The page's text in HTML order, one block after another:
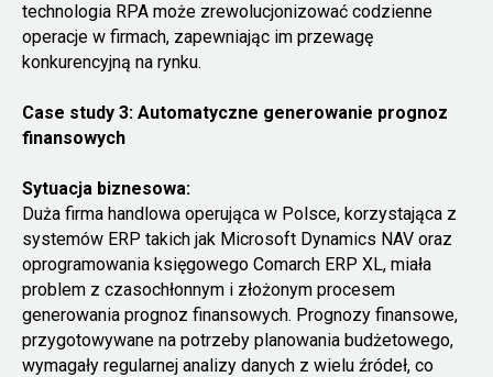
technologia RPA może zrewolucjonizować codzienne
operacje w firmach, zapewniając im przewagę
konkurencyjną na rynku.
Case study 3: Automatyczne generowanie prognoz
finansowych
Sytuacja biznesowa:
Duża firma handlowa operująca w Polsce, korzystająca z
systemów ERP takich jak Microsoft Dynamics NAV oraz
oprogramowania księgowego Comarch ERP XL, miała
problem z czasochłonnym i złożonym procesem
generowania prognoz finansowych. Prognozy finansowe,
przygotowywane na potrzeby planowania budżetowego,
wymagały regularnej analizy danych z wielu źródeł, co